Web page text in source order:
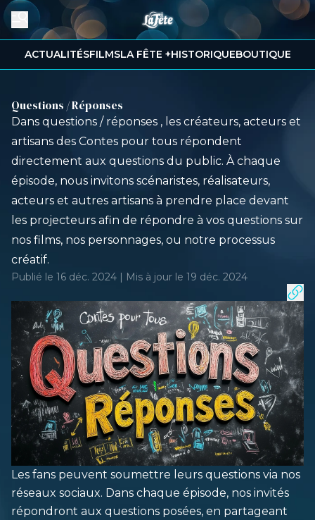
ACTUALITÉSFILMSLA FÊTE +HISTORIQUEBOUTIQUE
Questions / Réponses
Dans questions / réponses , les créateurs, acteurs et
artisans des Contes pour tous répondent
directement aux questions du public. À chaque
épisode, nous invitons scénaristes, réalisateurs,
acteurs et autres artisans à prendre place devant
les projecteurs afin de répondre à vos questions sur
nos films, nos personnages, ou notre processus
créatif.
Publié le 16 déc. 2024 | Mis à jour le 19 déc. 2024
Les fans peuvent soumettre leurs questions via nos
réseaux sociaux. Dans chaque épisode, nos invités
répondront aux questions posées, en partageant